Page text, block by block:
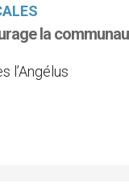
la
l’Angélus